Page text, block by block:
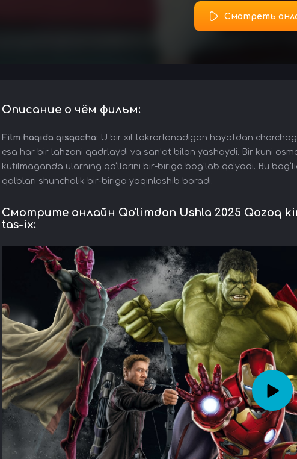
Смотреть
Описание о чём фильм:
Film haqida qisqacha: U bir xil takrorlanadigan hayotdan
esa har bir lahzani qadrlaydi va san’at bilan yashaydi. Bir kuni
kutilmaganda ularning qo‘llarini bir-biriga bog‘lab qo‘yadi. Bu
qalblari shunchalik bir-biriga yaqinlashib boradi.
Смотрите онлайн Qo'limdan Ushla 2025 Qozoq
tas-ix: